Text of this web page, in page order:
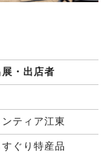
展・出店者
ティア江東
ぐり特産品